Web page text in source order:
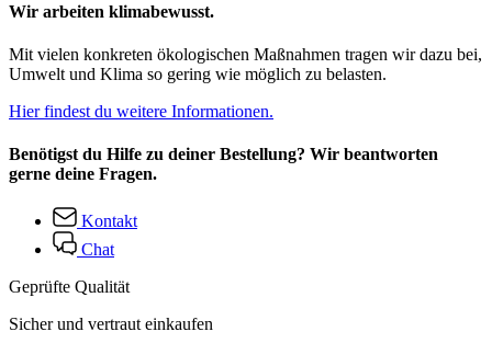
Wir arbeiten klimabewusst.
Mit vielen konkreten ökologischen Maßnahmen tragen wir dazu bei,
Umwelt und Klima so gering wie möglich zu belasten.
Hier findest du weitere Informationen.
Benötigst du Hilfe zu deiner Bestellung? Wir beantworten
gerne deine Fragen.
Kontakt
Chat
Geprüfte Qualität
Sicher und vertraut einkaufen